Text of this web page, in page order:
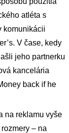
atléta s
komunikácii
V čase, kedy
jeho partnerku
kancelária
back if he
na reklamu vyše
– na